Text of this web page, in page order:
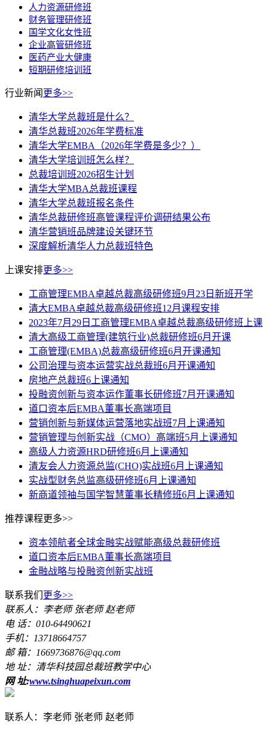
人力资源研修班
财务管理研修班
国学文化女性班
企业高管研修班
医药产业大健康
短期研修培训班
行业新闻 更多>>
清华大学总裁班是什么？
清华总裁班2026年学费标准
清华大学EMBA（2026年学费是多少？）
清华大学培训班怎么样？
总裁培训班2026招生计划
清华大学MBA总裁班课程
清华大学总裁班报名条件
清华总裁研修班高管课程评价调研结果公布
清华营销班品牌建设关键环节
深度解析清华人力总裁班特色
上课安排更多>>
工商管理EMBA卓越总裁高级研修班9月23日新班开学
清大EMBA卓越总裁高级研修班12月课程安排
2023年7月29日工商管理EMBA卓越总裁高级研修班上课
清大高级工商管理(建筑行业)总裁研修班6月开课
工商管理(EMBA)总裁高级研修班6月开课通知
公司治理与资本运营实战总裁班6月开课通知
房地产总裁班6上课通知
投融资创新与资本运作董事长研修班7月开课通知
道口资本后EMBA董事长高端项目
营销创新与新媒体运营落地实战班7月上课通知
营销管理与创新实战（CMO）高端班5月上课通知
高级人力资源HRD研修班6月上课通知
清友会人力资源总监(CHO)实战班6月上课通知
实战型财务总监高级研修班6月上课通知
新商道领袖与国学智慧董事长精修班6月上课通知
推荐课程更多>>
资本领航者全球金融实战赋能高级总裁研修班
道口资本后EMBA董事长高端项目
金融战略与投融资创新实战班
联系我们 更多>>
联系人：李老师 张老师 赵老师
电 话：010-64490621
手机：13718664757
邮 箱：1669736876@qq.com
地 址：清华科技园总裁班教学中心
网 址:www.tsinghuapeixun.com
联系人：李老师 张老师 赵老师